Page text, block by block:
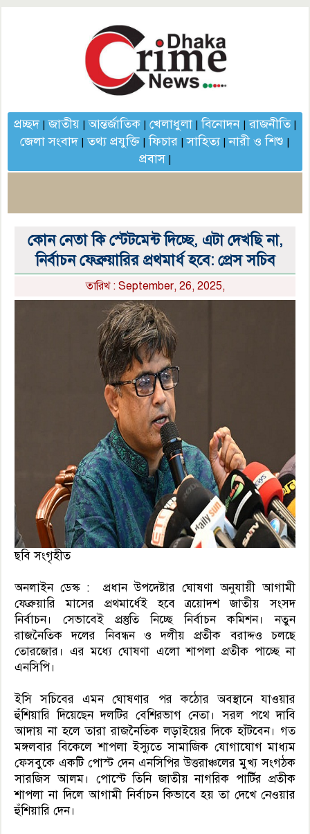
প্রচ্ছদ|জাতীয়|আন্তর্জাতিক| খেলাধুলা|বিনোদন|রাজনীতি|
জেলা সংবাদ|তথ্য প্রযুক্তি |ফিচার |সাহিত্য|নারী ও শিশু |
প্রবাস|
কোন নেতা কি স্টেটমেন্ট দিচ্ছে, এটা দেখছি না,
নির্বাচন ফেব্রুয়ারির প্রথমার্ধ হবে: প্রেস সচিব
তারিখ : September, 26, 2025,
ছবি সংগৃহীত
অনলাইন ডেস্ক : প্রধান উপদেষ্টার ঘোষণা অনুযায়ী আগামী
ফেব্রুয়ারি মাসের প্রথমার্ধেই হবে ত্রয়োদশ জাতীয় সংসদ
নির্বাচন। সেভাবেই প্রস্তুতি নিচ্ছে নির্বাচন কমিশন। নতুন
রাজনৈতিক দলের নিবন্ধন ও দলীয় প্রতীক বরাদ্দও চলছে
তোরজোর। এর মধ্যে ঘোষণা এলো শাপলা প্রতীক পাচ্ছে না
এনসিপি।
ইসি সচিবের এমন ঘোষণার পর কঠোর অবস্থানে যাওয়ার
হুঁশিয়ারি দিয়েছেন দলটির বেশিরভাগ নেতা। সরল পথে দাবি
আদায় না হলে তারা রাজনৈতিক লড়াইয়ের দিকে হাঁটবেন। গত
মঙ্গলবার বিকেলে শাপলা ইস্যুতে সামাজিক যোগাযোগ মাধ্যম
ফেসবুকে একটি পোস্ট দেন এনসিপির উত্তরাঞ্চলের মুখ্য সংগঠক
সারজিস আলম। পোস্টে তিনি জাতীয় নাগরিক পার্টির প্রতীক
শাপলা না দিলে আগামী নির্বাচন কিভাবে হয় তা দেখে নেওয়ার
হুঁশিয়ারি দেন।